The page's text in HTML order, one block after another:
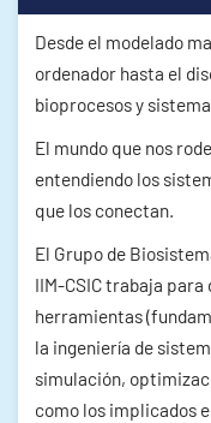
Desde el modelado
ordenador hasta el
bioprocesos y
El mundo que nos
entendiendo los
que los conectan.
El Grupo de
IIM-CSIC trabaja
herramientas
la ingeniería de
simulación,
como los implicados